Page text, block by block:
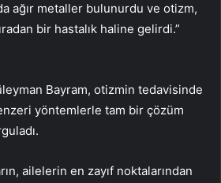
ağır metaller bulunurdu ve otizm,
bir hastalık haline gelirdi.”
Bayram, otizmin tedavisinde
yöntemlerle tam bir çözüm
ailelerin en zayıf noktalarından